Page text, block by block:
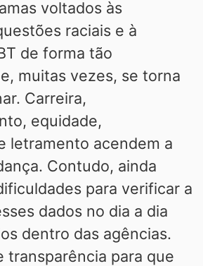
voltados às
raciais e à
de forma tão
muitas vezes, se torna
Carreira,
equidade,
letramento acendem a
Contudo, ainda
para verificar a
dados no dia a dia
dentro das agências.
transparência para que